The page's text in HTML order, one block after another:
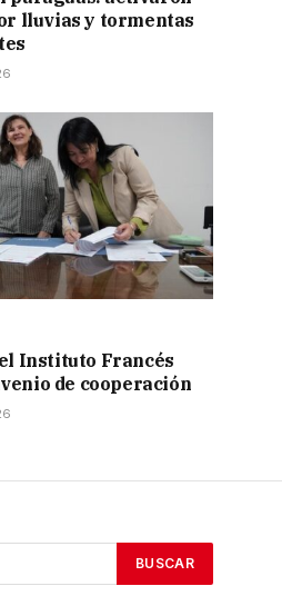
lluvias y tormentas
Instituto Francés
de cooperación